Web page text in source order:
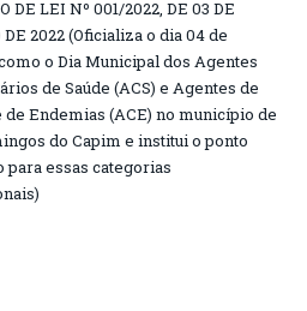
DE LEI Nº 001/2022, DE 03 DE
DE 2022 (Oficializa o dia 04 de
o Dia Municipal dos Agentes
de Saúde (ACS) e Agentes de
Endemias (ACE) no município de
do Capim e institui o ponto
para essas categorias